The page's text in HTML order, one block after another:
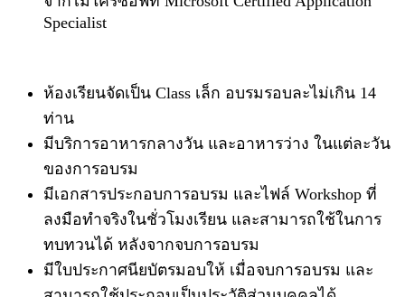
Specialist
ห้องเรียนจัดเป็น Class เล็ก อบรมรอบละไม่เกิน 14
ท่าน
มีบริการอาหารกลางวัน และอาหารว่าง ในแต่ละวัน
ของการอบรม
มีเอกสารประกอบการอบรม และไฟล์ Workshop ที่
ลงมือทำจริงในชั่วโมงเรียน และสามารถใช้ในการ
ทบทวนได้ หลังจากจบการอบรม
มีใบประกาศนียบัตรมอบให้ เมื่อจบการอบรม และ